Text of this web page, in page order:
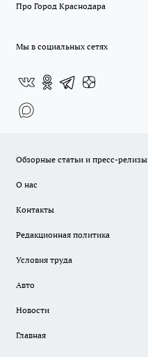
Про Город Краснодара
Мы в социальных сетях
Обзорные статьи и пресс-релизы
О нас
Контакты
Редакционная политика
Условия труда
Авто
Новости
Главная